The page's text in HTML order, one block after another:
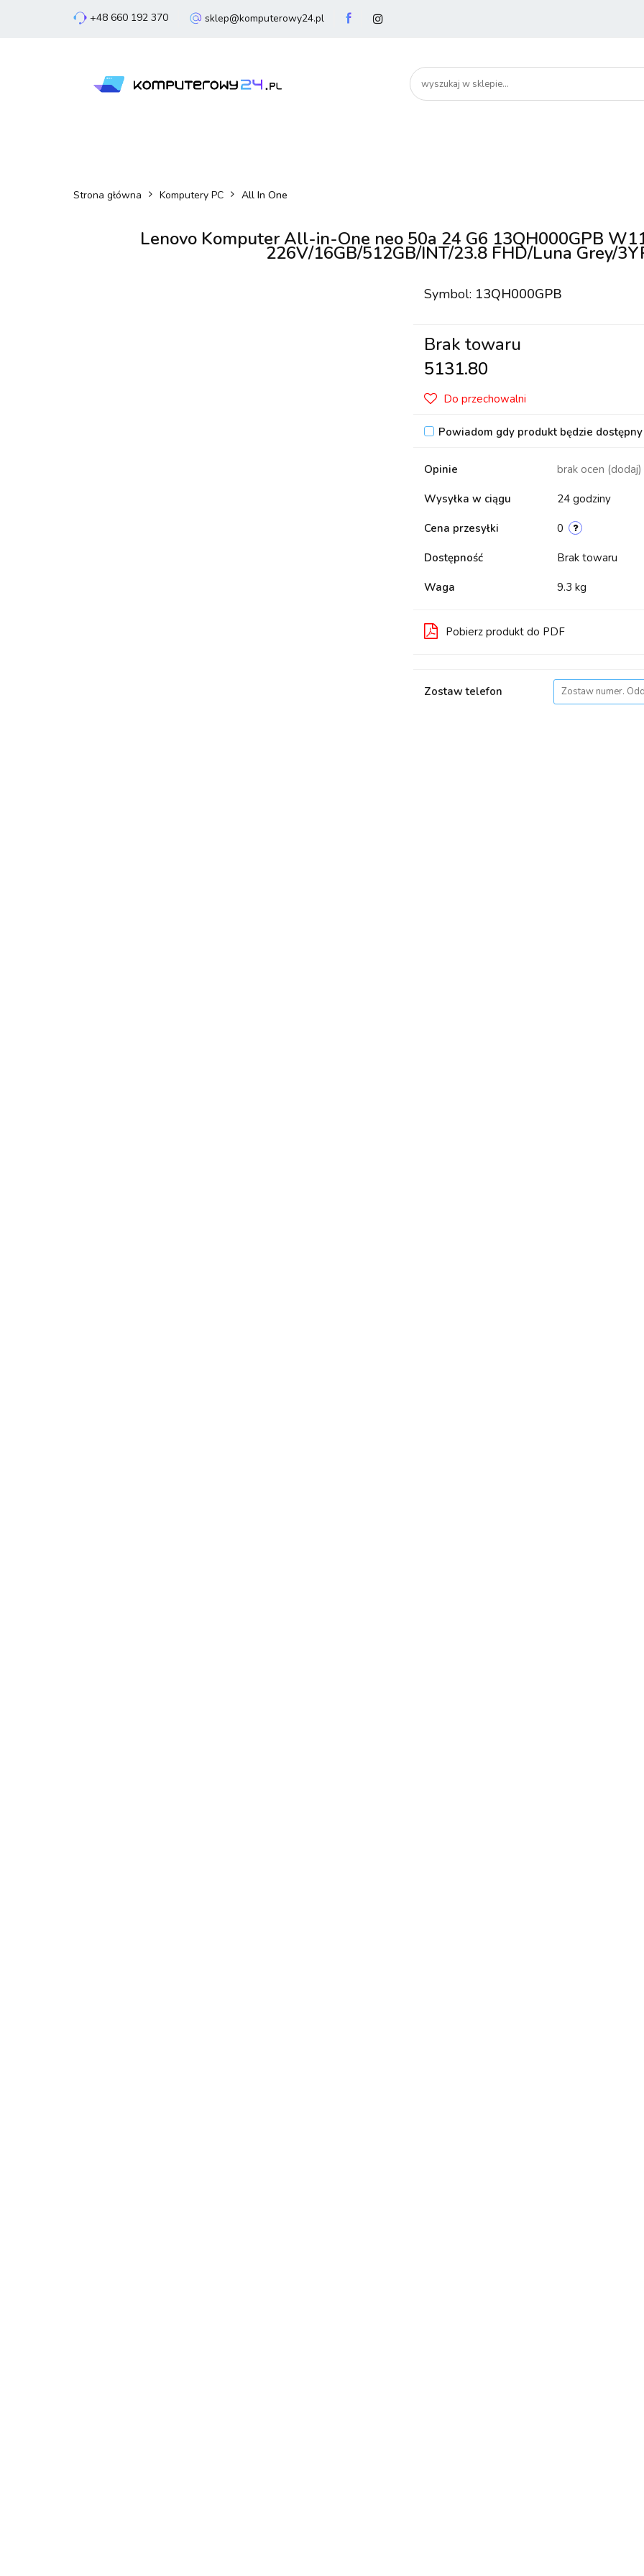
sklep@komputerowy24.pl
+48 660 192 370 Laptopy Komputery
Smartfony Bezpieczeństwo
Strona główna Komputery PC All In One
Lenovo Komputer All-in-One neo 50a 24 G6 13QH000GPB
226V/16GB/512GB/INT/23.8 FHD/Luna Grey/
Symbol: 13QH000GPB
Brak towaru
5131.80
Do przechowalni
Powiadom gdy produkt będzie dostępny
Opinie brak ocen (dodaj)
Wysyłka w ciągu 24 godziny
Cena przesyłki 0
Dostępność Brak towaru
Waga 9.3 kg
Pobierz produkt do PDF
Zostaw telefon